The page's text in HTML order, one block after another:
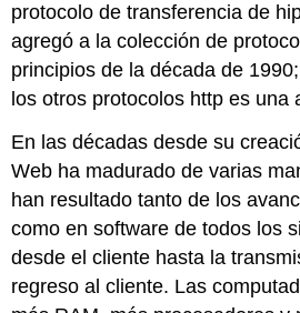
protocolo de transferencia de
agregó a la colección de
principios de la década de
los otros protocolos http es una
En las décadas desde su
Web ha madurado de varias
han resultado tanto de los
como en software de todos los
desde el cliente hasta la
regreso al cliente. Las